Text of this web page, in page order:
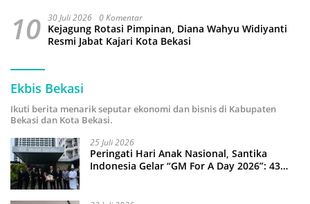
10 30 Juli 2026 0 Komentar
Kejagung Rotasi Pimpinan, Diana Wahyu Widiyanti
Resmi Jabat Kajari Kota Bekasi
Ekbis Bekasi
Ikuti berita menarik seputar ekonomi dan bisnis di Kabupaten
Bekasi dan Kota Bekasi.
25 Juli 2026
Peringati Hari Anak Nasional, Santika
Indonesia Gelar “GM For A Day 2026”: 43